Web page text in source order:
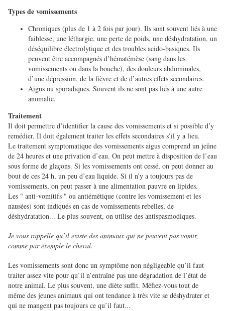
Types de vomissements
Chroniques (plus de 1 à 2 fois par jour). Ils sont souvent liés à une
faiblesse, une léthargie, une perte de poids, une déshydratation, un
déséquilibre électrolytique et des troubles acido-basiques. Ils
peuvent être accompagnés d’hématémèse (sang dans les
vomissements ou dans la bouche), des douleurs abdominales,
d’une dépression, de la fièvre et de d’autres effets secondaires.
Aigus ou sporadiques. Souvent ils ne sont pas liés à une autre
anomalie.
Traitement
Il doit permettre d’identifier la cause des vomissements et si possible d’y
remédier. Il doit également traiter les effets secondaires s’il y a lieu.
Le traitement symptomatique des vomissements aigus comprend un jeûne
de 24 heures et une privation d’eau. On peut mettre à disposition de l’eau
sous forme de glaçons. Si les vomissements ont cessé, on peut donner au
bout de ces 24 h, un peu d’eau liquide. Si il n’y a toujours pas de
vomissements, on peut passer à une alimentation pauvre en lipides.
Les " anti-vomitifs " ou antiémétique (contre les vomissement et les
nausées) sont indiqués en cas de vomissements rebelles, de
déshydratation... Le plus souvent, on utilise des antispasmodiques.
Je vous rappelle qu’il existe des animaux qui ne peuvent pas vomir,
comme par exemple le cheval.
Les vomissements sont donc un symptôme non négligeable qu’il faut
traiter assez vite pour qu’il n’entraîne pas une dégradation de l’état de
notre animal. Le plus souvent, une diète suffit. Méfiez-vous tout de
même des jeunes animaux qui ont tendance à très vite se déshydrater et
qui ne mangent pas toujours ce qu’il faut...